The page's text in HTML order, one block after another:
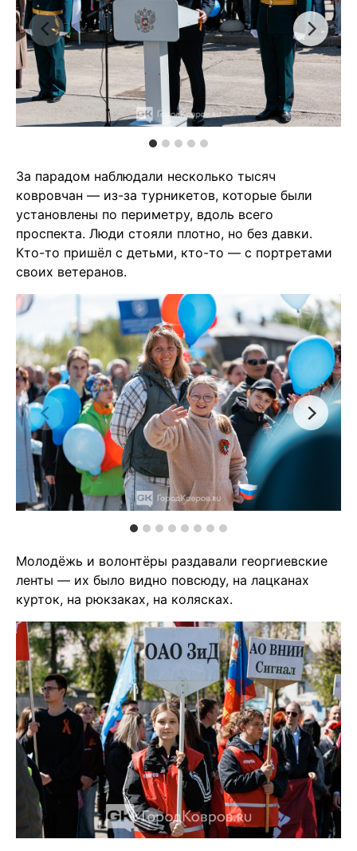
За парадом наблюдали несколько тысяч
ковровчан — из-за турникетов, которые были
установлены по периметру, вдоль всего
проспекта. Люди стояли плотно, но без давки.
Кто-то пришёл с детьми, кто-то — с портретами
своих ветеранов.
Молодёжь и волонтёры раздавали георгиевские
ленты — их было видно повсюду, на лацканах
курток, на рюкзаках, на колясках.